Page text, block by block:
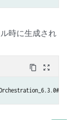
時に生成され
content_copy zoom_out_map